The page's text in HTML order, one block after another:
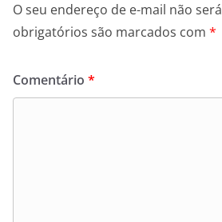
O seu endereço de e-mail não
obrigatórios são marcados com *
Comentário *